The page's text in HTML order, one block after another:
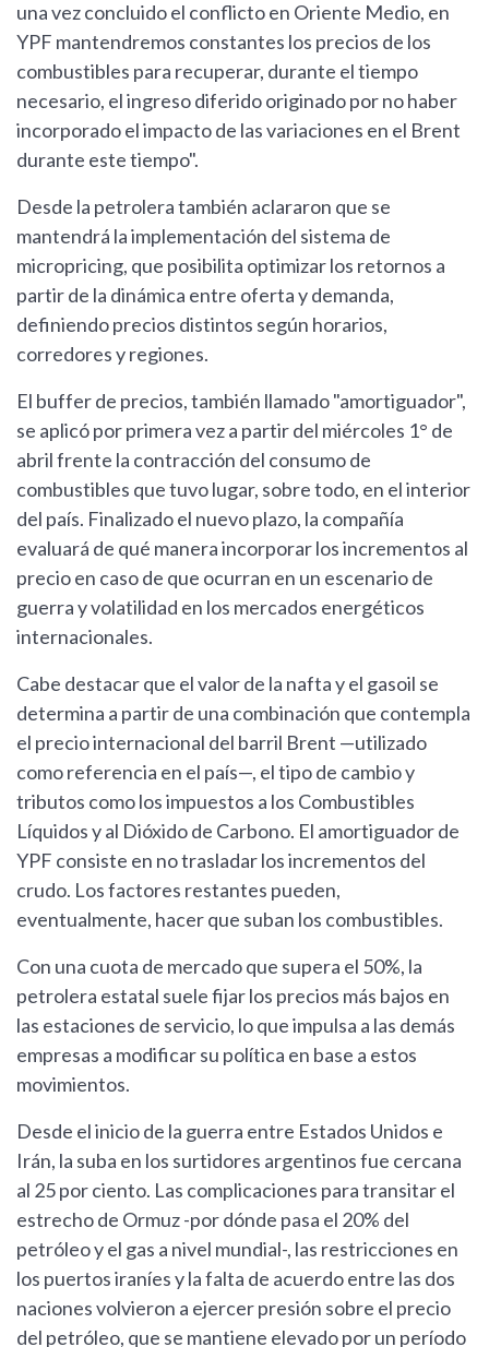
una vez concluido el conflicto en Oriente Medio, en
YPF mantendremos constantes los precios de los
combustibles para recuperar, durante el tiempo
necesario, el ingreso diferido originado por no haber
incorporado el impacto de las variaciones en el Brent
durante este tiempo".
Desde la petrolera también aclararon que se
mantendrá la implementación del sistema de
micropricing, que posibilita optimizar los retornos a
partir de la dinámica entre oferta y demanda,
definiendo precios distintos según horarios,
corredores y regiones.
El buffer de precios, también llamado "amortiguador",
se aplicó por primera vez a partir del miércoles 1° de
abril frente la contracción del consumo de
combustibles que tuvo lugar, sobre todo, en el interior
del país. Finalizado el nuevo plazo, la compañía
evaluará de qué manera incorporar los incrementos al
precio en caso de que ocurran en un escenario de
guerra y volatilidad en los mercados energéticos
internacionales.
Cabe destacar que el valor de la nafta y el gasoil se
determina a partir de una combinación que contempla
el precio internacional del barril Brent —utilizado
como referencia en el país—, el tipo de cambio y
tributos como los impuestos a los Combustibles
Líquidos y al Dióxido de Carbono. El amortiguador de
YPF consiste en no trasladar los incrementos del
crudo. Los factores restantes pueden,
eventualmente, hacer que suban los combustibles.
Con una cuota de mercado que supera el 50%, la
petrolera estatal suele fijar los precios más bajos en
las estaciones de servicio, lo que impulsa a las demás
empresas a modificar su política en base a estos
movimientos.
Desde el inicio de la guerra entre Estados Unidos e
Irán, la suba en los surtidores argentinos fue cercana
al 25 por ciento. Las complicaciones para transitar el
estrecho de Ormuz -por dónde pasa el 20% del
petróleo y el gas a nivel mundial-, las restricciones en
los puertos iraníes y la falta de acuerdo entre las dos
naciones volvieron a ejercer presión sobre el precio
del petróleo, que se mantiene elevado por un período